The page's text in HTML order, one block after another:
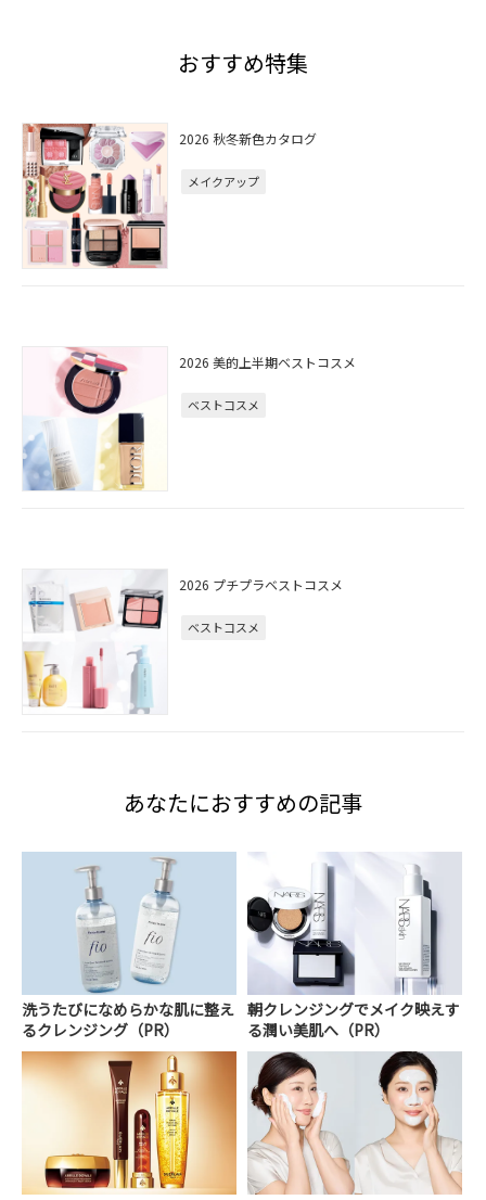
おすすめ特集
2026 秋冬新色カタログ
メイクアップ
2026 美的上半期ベストコスメ
ベストコスメ
2026 プチプラベストコスメ
ベストコスメ
あなたにおすすめの記事
洗うたびになめらかな肌に整え
るクレンジング（PR）
朝クレンジングでメイク映えす
る潤い美肌へ（PR）